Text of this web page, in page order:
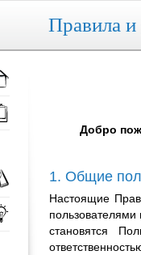
Правила и
Добро
1. Общие
Настоящие
пользователями
становятся